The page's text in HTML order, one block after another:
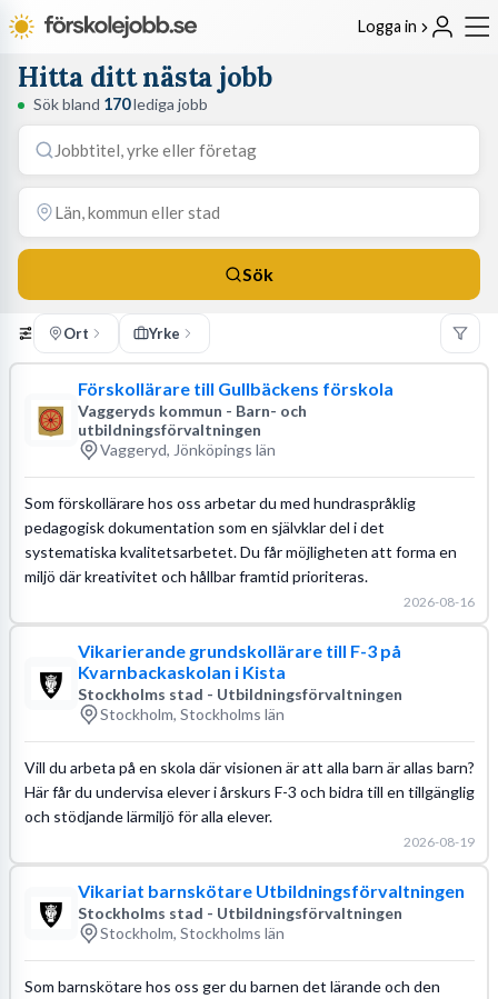
Logga in
Hitta ditt nästa jobb
Sök bland 170lediga jobb
Sök
Ort Yrke
Förskollärare till Gullbäckens förskola
Vaggeryds kommun - Barn- och
utbildningsförvaltningen
Vaggeryd, Jönköpings län
Som förskollärare hos oss arbetar du med hundraspråklig
pedagogisk dokumentation som en självklar del i det
systematiska kvalitetsarbetet. Du får möjligheten att forma en
miljö där kreativitet och hållbar framtid prioriteras.
2026-08-16
Vikarierande grundskollärare till F-3 på
Kvarnbackaskolan i Kista
Stockholms stad - Utbildningsförvaltningen
Stockholm, Stockholms län
Vill du arbeta på en skola där visionen är att alla barn är allas barn?
Här får du undervisa elever i årskurs F-3 och bidra till en tillgänglig
och stödjande lärmiljö för alla elever.
2026-08-19
Vikariat barnskötare Utbildningsförvaltningen
Stockholms stad - Utbildningsförvaltningen
Stockholm, Stockholms län
Som barnskötare hos oss ger du barnen det lärande och den